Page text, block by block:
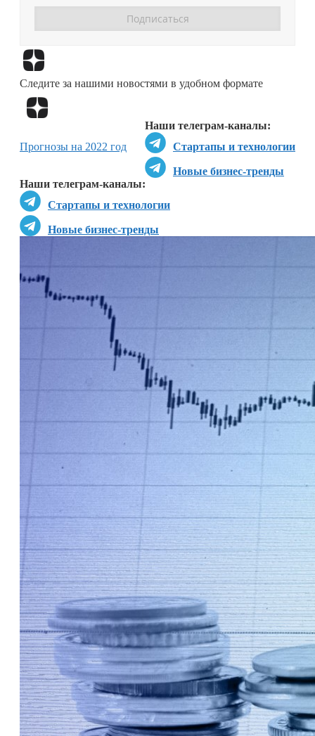
Следите за нашими новостями в удобном формате
Наши телеграм-каналы:
Стартапы и технологии
Новые бизнес-тренды
Наши телеграм-каналы:
Стартапы и технологии
Новые бизнес-тренды
Прогнозы на 2022 год